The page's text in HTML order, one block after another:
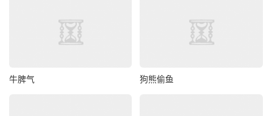
牛脾气 狗熊偷鱼